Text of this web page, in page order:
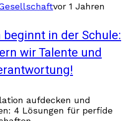
vor 1 Jahren
beginnt in der Schule:
wir Talente und